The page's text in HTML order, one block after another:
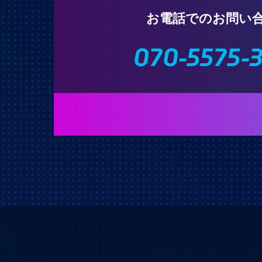
お電話でのお問い
070-5575-